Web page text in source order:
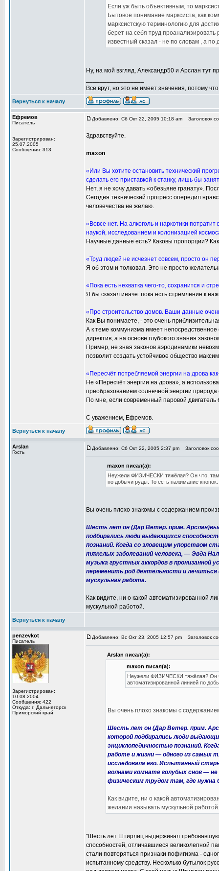
Если уж быть объективным, то
Бытовое понимание марксиста, как
марксистскую терминологию для
берет на себя труд
известный сказал - не по словам , а по
Ну, на мой взгляд, Александр50 и Арслан тут
Все врут, но это не имеет значения, потому
Вернуться к началу
Ефремов
Писатель
Зарегистрирован:
25.07.2005
Сообщения: 313
Добавлено: Сб Окт 22, 2005 10:18 am Заголовок
Здравствуйте.
maxon
«Или Вы хотите остановить технический
сделать его приставкой к станку, лишь бы
Нет, я не хочу давать «обезьяне гранату».
Сегодня технический прогресс опередил
человечества не желаю.
«Вовсе нет. На алкоголь и наркотики
наукой, исследованием и колонизацией
Научные данные есть? Каковы пропорции?
«Труд людей не исчезнет совсем, просто он
Я об этом и толковал. Это не просто
«Пока есть нехватка чего-то, сохранится и
Я бы сказал иначе: пока есть стремление к
«Про строительство домов. Ваши данные
Как Вы понимаете, - это очень
А к теме коммунизма имеет
директив, а на основе глубокого знания
Пример, не зная законов аэродинамики
позволит создать устойчивое общество
«Пересчёт потребляемой энергии на дрова
Не «Пересчёт энергии на дрова», а
преобразованием солнечной энергии природа
По мне, если современный паровой
С уважением, Ефремов.
Вернуться к началу
Arslan
Гость
Добавлено: Сб Окт 22, 2005 2:37 pm Заголовок
maxon писал(а):
Неужели ФИЗИЧЕСКИ тяжёлая? Он что, там
по добычи руды. То есть нажимание кнопок.
Вы очень плохо знакомы с содержанием
Шесть лет он (Дар Ветер. прим.
подбирались люди выдающихся
познаний. Когда со зловещим упорством
тяжелых заболеваний человека, — Эвда
музыка грустных аккордов в пронизанной
переменить род деятельности и
мускульная работа.
Как видите, ни о какой автоматизированной
мускульной работой.
Вернуться к началу
penzevkot
Писатель
Зарегистрирован:
10.08.2004
Сообщения: 422
Откуда: г. Дальнегорск
Приморский край
Добавлено: Вс Окт 23, 2005 12:57 pm Заголовок
Arslan писал(а):
maxon писал(а):
Неужели ФИЗИЧЕСКИ тяжёлая? Он
автоматизированной линией по
Вы очень плохо знакомы с
Шесть лет он (Дар Ветер. прим.
которой подбирались люди
энциклопедичностью познаний.
работе и жизни — одного из самых
исследовала его. Испытанный
волнами комнате голубых снов —
физическим трудом там, где нужна
Как видите, ни о какой
желании называть мускульной работой.
"Шесть лет Штирлиц выдерживал
способностей, отличавшиеся великолепной
стали повторяться признаки пофигизма -
испытанному средству. Несколько бутылок